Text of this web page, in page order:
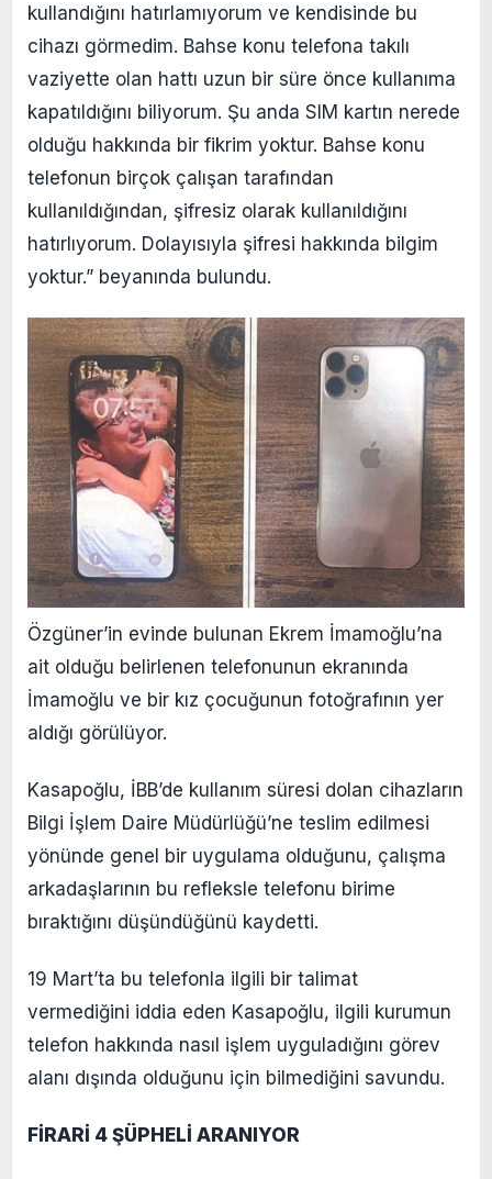
kullandığını hatırlamıyorum ve kendisinde bu
cihazı görmedim. Bahse konu telefona takılı
vaziyette olan hattı uzun bir süre önce kullanıma
kapatıldığını biliyorum. Şu anda SIM kartın nerede
olduğu hakkında bir fikrim yoktur. Bahse konu
telefonun birçok çalışan tarafından
kullanıldığından, şifresiz olarak kullanıldığını
hatırlıyorum. Dolayısıyla şifresi hakkında bilgim
yoktur.” beyanında bulundu.
Özgüner’in evinde bulunan Ekrem İmamoğlu’na
ait olduğu belirlenen telefonunun ekranında
İmamoğlu ve bir kız çocuğunun fotoğrafının yer
aldığı görülüyor.
Kasapoğlu, İBB’de kullanım süresi dolan cihazların
Bilgi İşlem Daire Müdürlüğü’ne teslim edilmesi
yönünde genel bir uygulama olduğunu, çalışma
arkadaşlarının bu refleksle telefonu birime
bıraktığını düşündüğünü kaydetti.
19 Mart’ta bu telefonla ilgili bir talimat
vermediğini iddia eden Kasapoğlu, ilgili kurumun
telefon hakkında nasıl işlem uyguladığını görev
alanı dışında olduğunu için bilmediğini savundu.
FİRARİ 4 ŞÜPHELİ ARANIYOR